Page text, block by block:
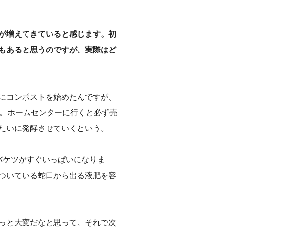
えてきていると感じます。初
あると思うのですが、実際はど
ンポストを始めたんですが、
ホームセンターに行くと必ず売
いに発酵させていくという。
ケツがすぐいっぱいになりま
いている蛇口から出る液肥を容
と大変だなと思って。それで次